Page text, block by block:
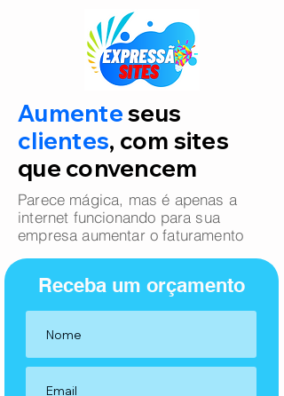
Aumenteseus
clientes, com sites
que convencem
Parece mágica, mas é apenas a
internet funcionando para sua
empresa aumentar o faturamento
Receba um orçamento